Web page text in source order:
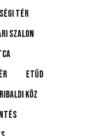
Tér
Szalon
etűd
köz